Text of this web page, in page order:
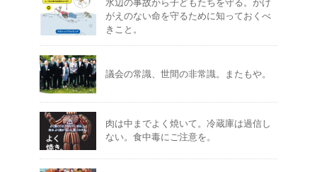
水辺の事故から子どもたちを守る。かけ
がえのない命を守るために知っておくべ
きこと。
議会の常識、世間の非常識。またもや。
肉は中までよく焼いて。冷蔵庫は過信し
ない。食中毒にご注意を。